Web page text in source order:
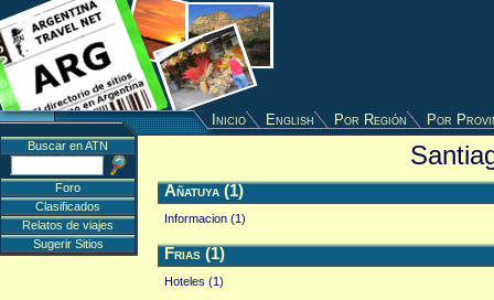
Inicio English Por Región Por
Añatuya (1)
Informacion (1)
Frias (1)
Hoteles (1)
Buscar en ATN
Foro
Clasificados
Relatos de viajes
Sugerir Sitios